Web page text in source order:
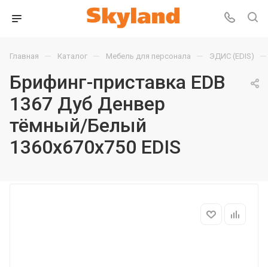
Главная — Каталог — Мебель для персонала — ЭДИС (EDIS) —
Брифинг-приставка EDB
1367 Дуб Денвер
тёмный/Белый
1360х670х750 EDIS